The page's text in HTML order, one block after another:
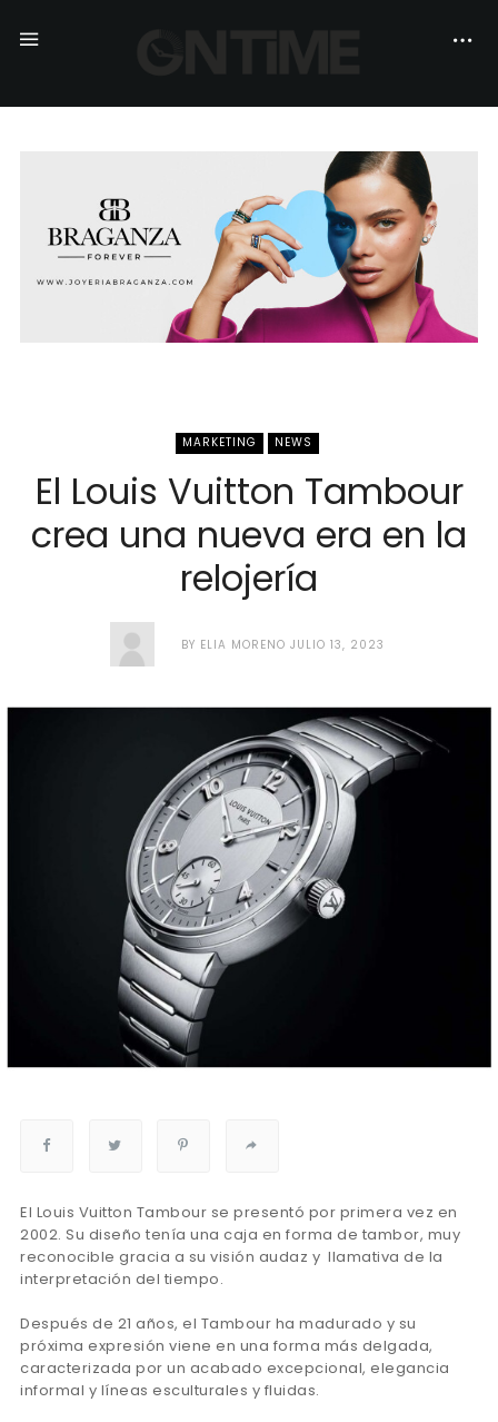
MARKETING NEWS
El Louis Vuitton Tambour
crea una nueva era en la
relojería
BY ELIA MORENO JULIO 13, 2023
El Louis Vuitton Tambour se presentó por primera vez en
2002. Su diseño tenía una caja en forma de tambor, muy
reconocible gracia a su visión audaz y llamativa de la
interpretación del tiempo.
Después de 21 años, el Tambour ha madurado y su
próxima expresión viene en una forma más delgada,
caracterizada por un acabado excepcional, elegancia
informal y líneas esculturales y fluidas.